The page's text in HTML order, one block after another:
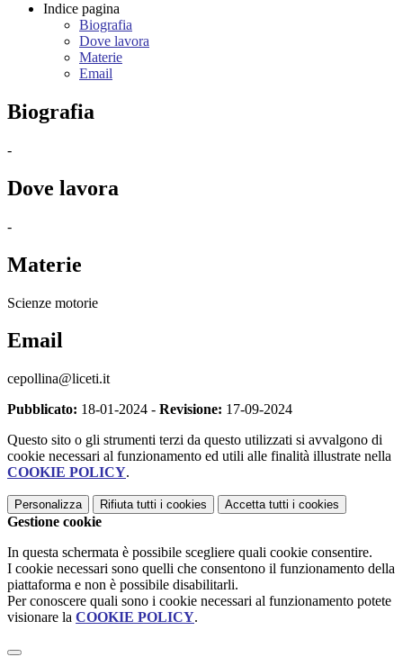
Indice pagina
Biografia
Dove lavora
Materie
Email
Biografia
-
Dove lavora
-
Materie
Scienze motorie
Email
cepollina@liceti.it
Pubblicato: 18-01-2024 - Revisione: 17-09-2024
Questo sito o gli strumenti terzi da questo utilizzati si avvalgono di
cookie necessari al funzionamento ed utili alle finalità illustrate nella
COOKIE POLICY.
Personalizza Rifiuta tutti i cookies Accetta tutti i cookies
Gestione cookie
In questa schermata è possibile scegliere quali cookie consentire.
I cookie necessari sono quelli che consentono il funzionamento della
piattaforma e non è possibile disabilitarli.
Per conoscere quali sono i cookie necessari al funzionamento potete
visionare la COOKIE POLICY.